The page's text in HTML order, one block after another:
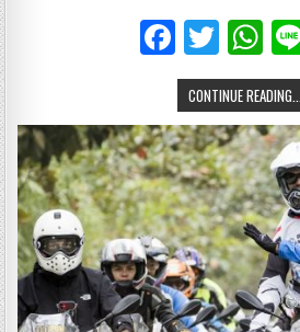
F
a
c
e
b
o
o
k
T
w
it
te
r
W
h
at
s
A
p
p
CONTINUE READING...